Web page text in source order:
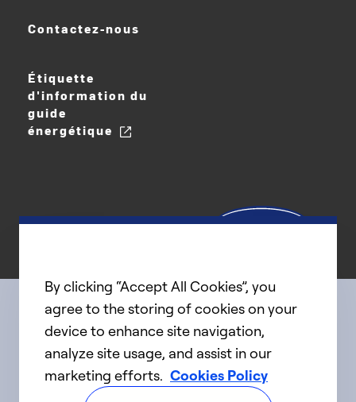
Contactez-nous
Étiquette
d'information du
guide
énergétique
Connect with us
linkedIntwitter facebookyoutube
By clicking “Accept All Cookies”, you
agree to the storing of cookies on your
device to enhance site navigation,
analyze site usage, and assist in our
marketing efforts. Cookies Policy